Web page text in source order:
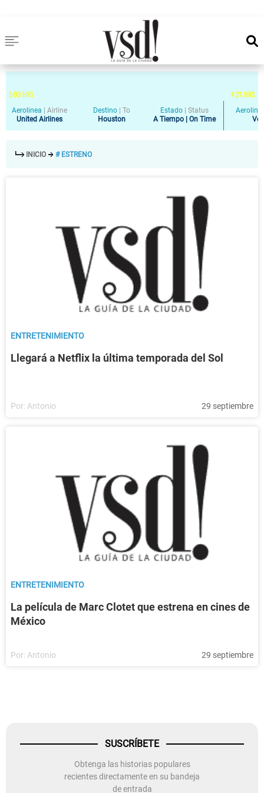
5:00HRS 4:21 HRS
Aerolinea
Airline
United Airlines
Destino
To
Houston
Estado
Status
A Tiempo | On Time
INICIO # ESTRENO
ENTRETENIMIENTO
Llegará a Netflix la última temporada del Sol
Por: Antonio 29 septiembre
ENTRETENIMIENTO
La película de Marc Clotet que estrena en cines de
México
Por: Antonio 29 septiembre
SUSCRÍBETE
Obtenga las historias populares
recientes directamente en su bandeja
de entrada